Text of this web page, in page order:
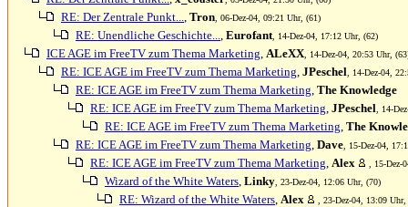
RE: Der Zentrale Punkt..., Tron , 06-Dez-04, 09:21 Uhr, (61)
RE: Unendliche Geschichte..., Eurofant , 14-Dez-04, 17:12 Uhr, (62)
ICE AGE im FreeTV zum Thema Marketing, ALeXX , 14-Dez-04, 20:53 Uhr,
RE: ICE AGE im FreeTV zum Thema Marketing, JPeschel , 14-Dez-04,
RE: ICE AGE im FreeTV zum Thema Marketing, The Knowledge
RE: ICE AGE im FreeTV zum Thema Marketing, JPeschel , 14-
RE: ICE AGE im FreeTV zum Thema Marketing, The
RE: ICE AGE im FreeTV zum Thema Marketing, Dave , 15-Dez-04,
RE: ICE AGE im FreeTV zum Thema Marketing, Alex , 15-
Wizard of the White Waters, Linky , 23-Dez-04, 12:06 Uhr, (70)
RE: Wizard of the White Waters, Alex , 23-Dez-04, 13:09